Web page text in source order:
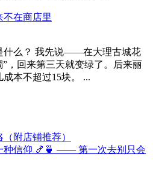
不在商店里
什么？ 我先说——在大理古城花
，回来第三天就变绿了。后来丽
本不超过15块。 ...
附店铺推荐）
种信仰 🍤🍵 —— 第一次去别只会